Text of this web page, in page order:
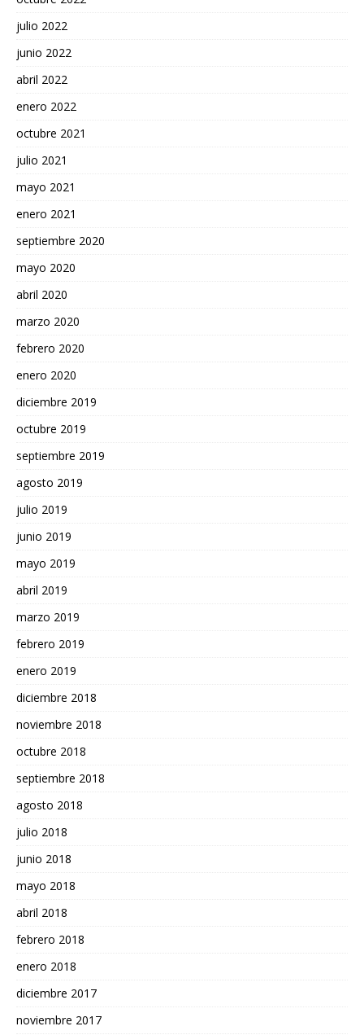
julio 2022
junio 2022
abril 2022
enero 2022
octubre 2021
julio 2021
mayo 2021
enero 2021
septiembre 2020
mayo 2020
abril 2020
marzo 2020
febrero 2020
enero 2020
diciembre 2019
octubre 2019
septiembre 2019
agosto 2019
julio 2019
junio 2019
mayo 2019
abril 2019
marzo 2019
febrero 2019
enero 2019
diciembre 2018
noviembre 2018
octubre 2018
septiembre 2018
agosto 2018
julio 2018
junio 2018
mayo 2018
abril 2018
febrero 2018
enero 2018
diciembre 2017
noviembre 2017